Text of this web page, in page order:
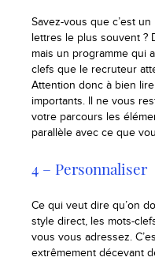
Savez-vous que c’est
lettres le plus souvent ?
mais un programme qui
clefs que le recruteur
Attention donc à bien
importants. Il ne vous
votre parcours les
parallèle avec ce que
4 – Personnaliser
Ce qui veut dire qu’on
style direct, les mots-
vous vous adressez.
extrêmement décevant